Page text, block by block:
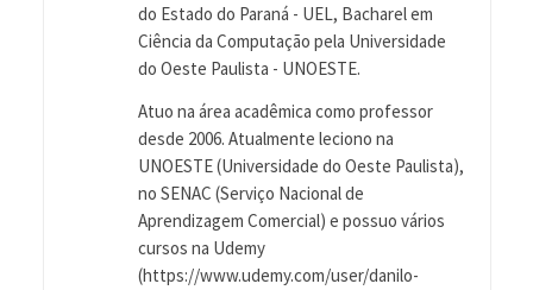
do Estado do Paraná - UEL, Bacharel em
Ciência da Computação pela Universidade
do Oeste Paulista - UNOESTE.
Atuo na área acadêmica como professor
desde 2006. Atualmente leciono na
UNOESTE (Universidade do Oeste Paulista),
no SENAC (Serviço Nacional de
Aprendizagem Comercial) e possuo vários
cursos na Udemy
(https://www.udemy.com/user/danilo-